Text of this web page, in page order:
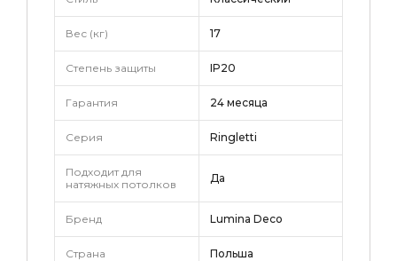
Вес (кг) 17
Степень защиты IP20
Гарантия 24 месяца
Серия Ringletti
Подходит для
натяжных потолков
Да
Бренд Lumina Deco
Страна Польша